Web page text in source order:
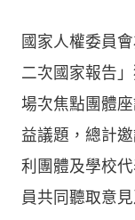
國家人權委員
二次國家報告
場次焦點團體
益議題，總計
利團體及學校
員共同聽取意